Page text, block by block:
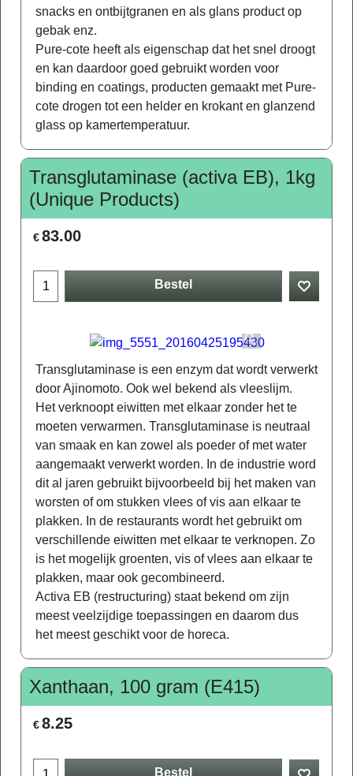
snacks en ontbijtgranen en als glans product op
gebak enz.
Pure-cote heeft als eigenschap dat het snel droogt
en kan daardoor goed gebruikt worden voor
binding en coatings, producten gemaakt met Pure-
cote drogen tot een helder en krokant en glanzend
glass op kamertemperatuur.
Transglutaminase (activa EB), 1kg
(Unique Products)
€83.00
Bestel
Transglutaminase is een enzym dat wordt verwerkt
door Ajinomoto. Ook wel bekend als vleeslijm.
Het verknoopt eiwitten met elkaar zonder het te
moeten verwarmen. Transglutaminase is neutraal
van smaak en kan zowel als poeder of met water
aangemaakt verwerkt worden. In de industrie word
dit al jaren gebruikt bijvoorbeeld bij het maken van
worsten of om stukken vlees of vis aan elkaar te
plakken. In de restaurants wordt het gebruikt om
verschillende eiwitten met elkaar te verknopen. Zo
is het mogelijk groenten, vis of vlees aan elkaar te
plakken, maar ook gecombineerd.
Activa EB (restructuring) staat bekend om zijn
meest veelzijdige toepassingen en daarom dus
het meest geschikt voor de horeca.
Xanthaan, 100 gram (E415)
€8.25
Bestel